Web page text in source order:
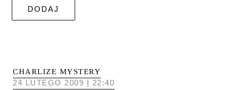
CHARLIZE MYSTERY
24 LUTEGO 2009 | 22:40